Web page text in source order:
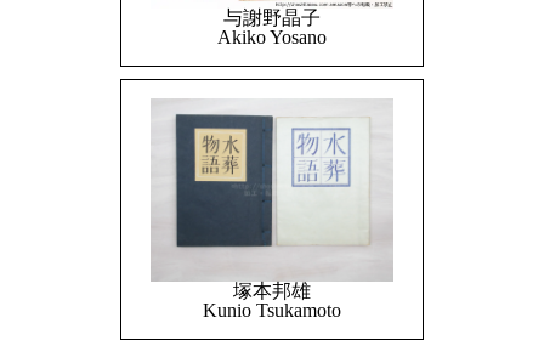
与謝野晶子
Akiko Yosano
塚本邦雄
Kunio Tsukamoto